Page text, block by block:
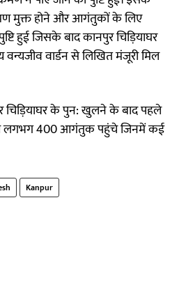
मुक्त होने और आगंतुकों के लिए
हुई जिसके बाद कानपुर चिड़ियाघर
वार्डन से लिखित मंजूरी मिल
चिड़ियाघर के पुन: खुलने के बाद पहले
लगभग 400 आगंतुक पहुंचे जिनमें कई
Kanpur